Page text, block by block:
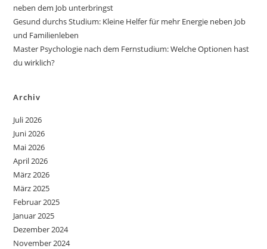
neben dem Job unterbringst
Gesund durchs Studium: Kleine Helfer für mehr Energie neben Job
und Familienleben
Master Psychologie nach dem Fernstudium: Welche Optionen hast
du wirklich?
Archiv
Juli 2026
Juni 2026
Mai 2026
April 2026
März 2026
März 2025
Februar 2025
Januar 2025
Dezember 2024
November 2024